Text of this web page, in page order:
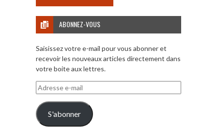
ABONNEZ-VOUS
Saisissez votre e-mail pour vous abonner et
recevoir les nouveaux articles directement dans
votre boite aux lettres.
Adresse
e-
mail
S'abonner